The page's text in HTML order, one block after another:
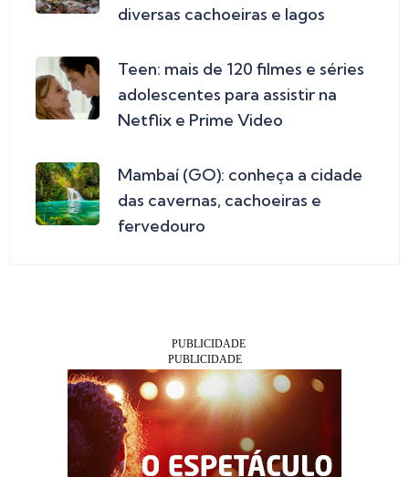
diversas cachoeiras e lagos
Teen: mais de 120 filmes e séries
adolescentes para assistir na
Netflix e Prime Video
Mambaí (GO): conheça a cidade
das cavernas, cachoeiras e
fervedouro